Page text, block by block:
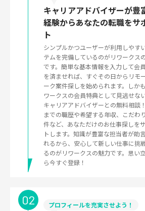
キャリアアドバイザーが豊
経験からあなたの転職をサ
ト
シンプルかつユーザーが利用しやす
テムを完備しているのがリワークス
です。簡単な基本情報を入力して会
を済ませれば、すぐその日からリモ
ーク案件探しを始められます。しか
ワークスの会員特典として見逃せな
キャリアアドバイザーとの無料相談
までの職歴や希望する年収、こだわ
件など、あなただけのお仕事探しを
トします。知識が豊富な担当者が助
れるから、安心して新しい仕事に挑
るのがリワークスの魅力です。思い
ら今すぐ登録！
02 プロフィールを充実させよう！